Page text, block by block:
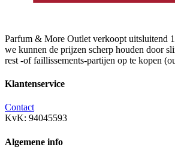
Parfum & More Outlet verkoopt uitsluitend
we kunnen de prijzen scherp houden door
rest -of faillissements-partijen op te kopen
Klantenservice
Contact
KvK: 94045593
Algemene info